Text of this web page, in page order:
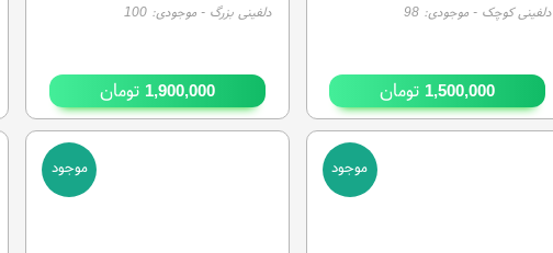
دلفینی کوچک - موجودی: 98
1,500,000 تومان
دلفینی بزرگ - موجودی:100
1,900,000 تومان
موجود موجود